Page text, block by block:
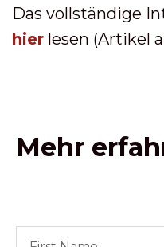
Das vollständige
hier lesen (Artikel
Mehr